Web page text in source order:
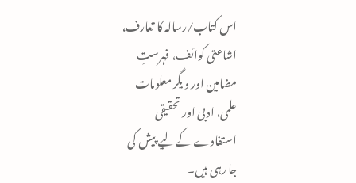
اس کتاب/رسالہ کا تعارف،
اشاعتی کوائف، فہرستِ
مضامین اور دیگر معلومات
علمی، ادبی اور تحقیقی
استفادے کے لیے پیش کی
جا رہی ہیں۔